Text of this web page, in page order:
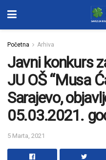
Početna Arhiva
Javni konkurs
JU OŠ “Musa
Sarajevo,
05.03.2021.
5 Marta, 2021